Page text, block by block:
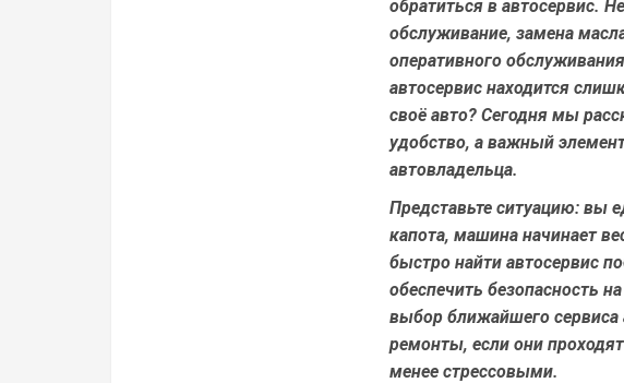
обратиться в автосервис.
обслуживание, замена
оперативного
автосервис находится
своё авто? Сегодня мы
удобство, а важный
автовладельца.
Представьте ситуацию: вы
капота, машина начинает
быстро найти автосервис
обеспечить безопасность
выбор ближайшего
ремонты, если они
менее стрессовыми.